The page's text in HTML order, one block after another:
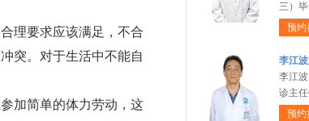
理要求应该满足，不合
突。对于生活中不能自
加简单的体力劳动，这
三）毕
预约
李江
李江
诊主
预约